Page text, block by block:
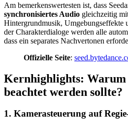
Am bemerkenswertesten ist, dass
synchronisiertes Audio gleichzeitig
Hintergrundmusik, Umgebungseffekte
der Charakterdialoge werden alle
dass ein separates Nachvertonen
Offizielle Seite:
Kernhighlights: Warum
beachtet werden sollte?
1. Kamerasteuerung auf